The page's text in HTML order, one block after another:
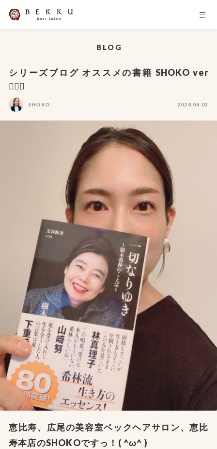
BLOG
シリーズブログ オススメの書籍 SHOKO ver
💁🏻‍♀️
SHOKO 2020.04.03
恵比寿、広尾の美容室ベックヘアサロン、恵比
寿本店のSHOKOですっ！( ^ω^ )